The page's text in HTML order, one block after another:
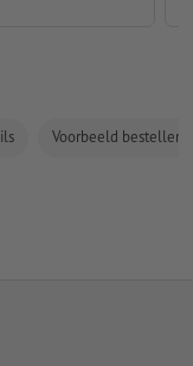
Voorbeeld bestellen